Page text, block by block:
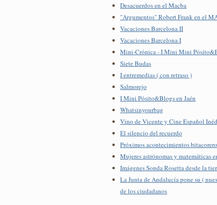
Desacuerdos en el Macba
"Argumentos" Robert Frank en el
Vacaciones Barcelona II
Vacaciones Barcelona I
Mini-Crónica - I Mini Mini
Siete Budas
I entremedias ( con retraso )
Salmorejo
I Mini Pósito&Blogs en Jaén
Whatsinyourbag
Vino de Vicente y Cine Español
El silencio del recuerdo
Próximos acontecimientos
Mujeres astrónomas y matemáticas
Imágenes Sonda Rosetta desde la
La Junta de Andalucía pone su (
de los ciudadanos